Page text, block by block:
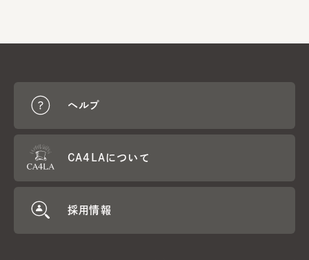
ヘルプ
CA4LAについて
採用情報